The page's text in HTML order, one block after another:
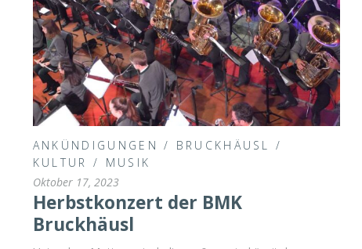
ANKÜNDIGUNGEN / BRUCKHÄUSL /
KULTUR / MUSIK
Oktober 17, 2023
Herbstkonzert der BMK
Bruckhäusl